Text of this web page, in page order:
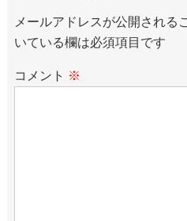
メールアドレスが公開される
いている欄は必須項目です
コメント ※